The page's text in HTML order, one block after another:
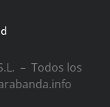
– Todos los